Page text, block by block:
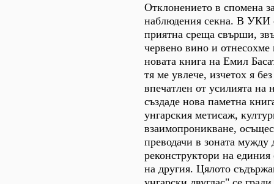
Отклонението в спомена
наблюдения секна. В УКИ
приятна среща свърши,
червено вино и отнесохме
новата книга на Емил
тя ме увлече, изчетох я
впечатлен от усилията на
създаде нова паметна
унгарския метисаж,
взаимопроникване,
преводачи в зоната мужду
реконструктори на единия
на другия. Цялото